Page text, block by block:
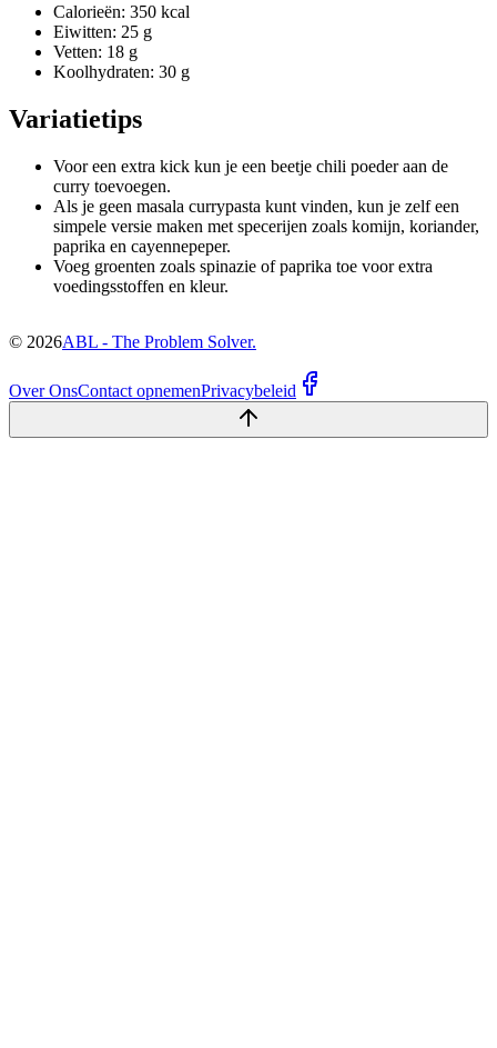
Calorieën: 350 kcal
Eiwitten: 25 g
Vetten: 18 g
Koolhydraten: 30 g
Variatietips
Voor een extra kick kun je een beetje chili poeder aan de
curry toevoegen.
Als je geen masala currypasta kunt vinden, kun je zelf een
simpele versie maken met specerijen zoals komijn, koriander,
paprika en cayennepeper.
Voeg groenten zoals spinazie of paprika toe voor extra
voedingsstoffen en kleur.
© 2026ABL - The Problem Solver.
Over OnsContact opnemenPrivacybeleid